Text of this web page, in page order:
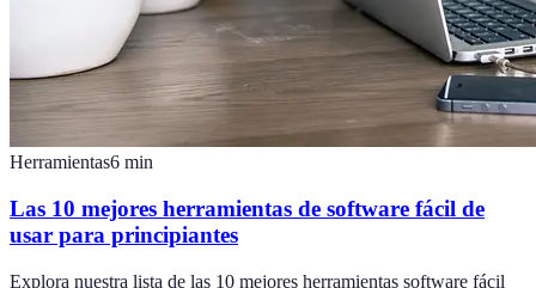
Herramientas6 min
Las 10 mejores herramientas de software fácil de
usar para principiantes
Explora nuestra lista de las 10 mejores herramientas software fácil